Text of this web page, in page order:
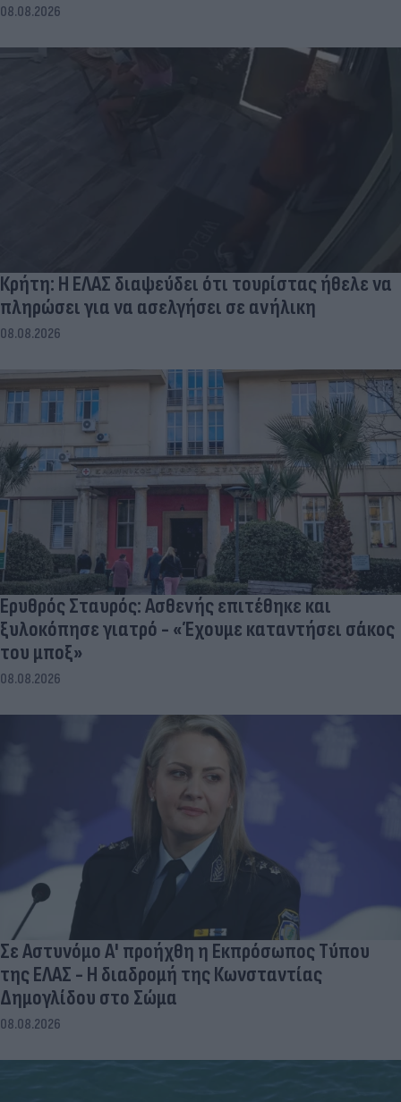
08.08.2026
Κρήτη: Η ΕΛΑΣ διαψεύδει ότι τουρίστας ήθελε να
πληρώσει για να ασελγήσει σε ανήλικη
08.08.2026
Ερυθρός Σταυρός: Ασθενής επιτέθηκε και
ξυλοκόπησε γιατρό - «Έχουμε καταντήσει σάκος
του μποξ»
08.08.2026
Σε Αστυνόμο Α' προήχθη η Εκπρόσωπος Τύπου
της ΕΛΑΣ - Η διαδρομή της Κωνσταντίας
Δημογλίδου στο Σώμα
08.08.2026